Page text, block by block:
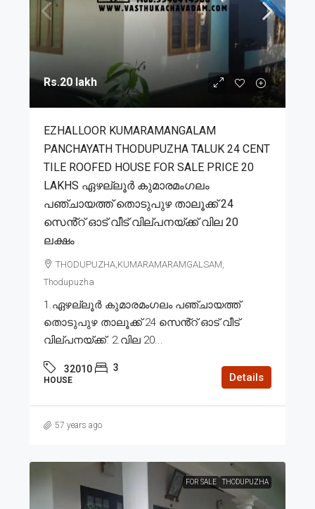
Rs.20 lakh
EZHALLOOR KUMARAMANGALAM
PANCHAYATH THODUPUZHA TALUK 24 CENT
TILE ROOFED HOUSE FOR SALE PRICE 20
LAKHS ഏഴല്ലൂർ കുമാരമംഗലം
പഞ്ചായത്ത് തൊടുപുഴ താലൂക്ക് 24
സെൻ്റ് ഓട് വീട് വില്പനയ്ക്ക് വില 20
ലക്ഷം
THODUPUZHA,KUMARAMARAMGALSAM,
Thodupuzha
1.ഏഴല്ലൂർ കുമാരമംഗലം പഞ്ചായത്ത്
തൊടുപുഴ താലൂക്ക് 24 സെൻ്റ് ഓട് വീട്
വില്പനയ്ക്ക്. 2.വില 20...
32010 3
HOUSE Details
57 years ago
FOR SALE THODUPUZHA